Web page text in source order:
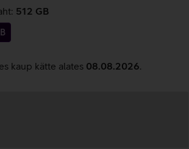
512 GB
kaup kätte alates 08.08.2026